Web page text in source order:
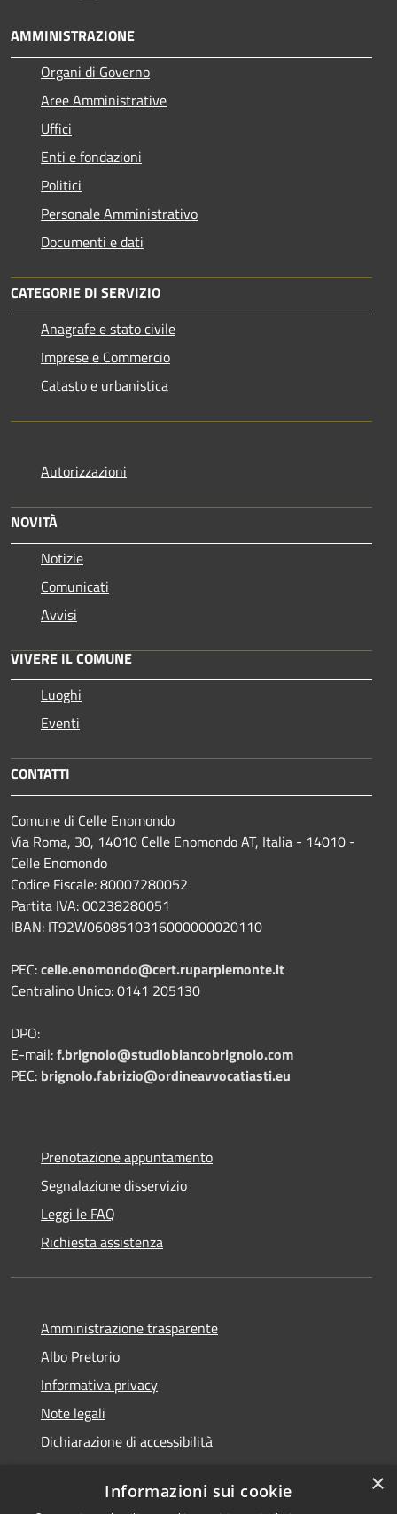
AMMINISTRAZIONE
Organi di Governo
Aree Amministrative
Uffici
Enti e fondazioni
Politici
Personale Amministrativo
Documenti e dati
CATEGORIE DI SERVIZIO
Anagrafe e stato civile
Imprese e Commercio
Catasto e urbanistica
Autorizzazioni
NOVITÀ
Notizie
Comunicati
Avvisi
VIVERE IL COMUNE
Luoghi
Eventi
CONTATTI
Comune di Celle Enomondo
Via Roma, 30, 14010 Celle Enomondo AT, Italia - 14010 -
Celle Enomondo
Codice Fiscale: 80007280052
Partita IVA: 00238280051
IBAN: IT92W0608510316000000020110
PEC:celle.enomondo@cert.ruparpiemonte.it
Centralino Unico: 0141 205130
DPO:
E-mail:f.brignolo@studiobiancobrignolo.com
PEC: brignolo.fabrizio@ordineavvocatiasti.eu
Prenotazione appuntamento
Segnalazione disservizio
Leggi le FAQ
Richiesta assistenza
Amministrazione trasparente
Albo Pretorio
Informativa privacy
Note legali
Dichiarazione di accessibilità
×
Informazioni sui cookie